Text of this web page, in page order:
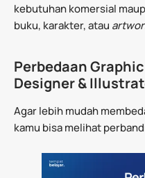
kebutuhan komersial
buku, karakter, atau
Perbedaan
Designer &
Agar lebih mudah
kamu bisa melihat